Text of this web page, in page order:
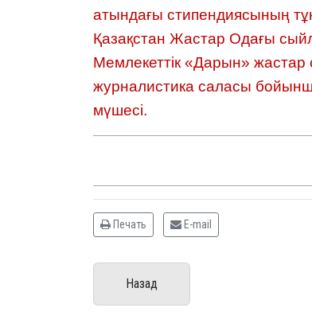
атындағы стипендиясының
Қазақстан Жастар Одағы
Мемлекеттік «Дарын»
журналистика саласы
мүшесі.
Печать E-mail
Назад